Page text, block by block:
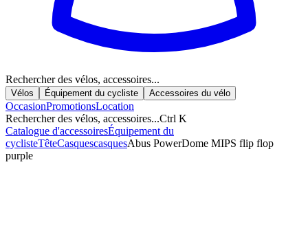
Rechercher des vélos, accessoires...
Vélos Équipement du cycliste Accessoires du vélo
OccasionPromotionsLocation
Rechercher des vélos, accessoires...Ctrl K
Catalogue d'accessoiresÉquipement du
cyclisteTêteCasquescasquesAbus PowerDome MIPS flip flop
purple